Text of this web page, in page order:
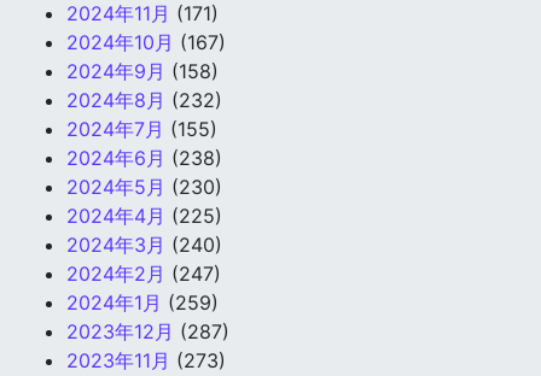
2024年11月 (171)
2024年10月 (167)
2024年9月 (158)
2024年8月 (232)
2024年7月 (155)
2024年6月 (238)
2024年5月 (230)
2024年4月 (225)
2024年3月 (240)
2024年2月 (247)
2024年1月 (259)
2023年12月 (287)
2023年11月 (273)